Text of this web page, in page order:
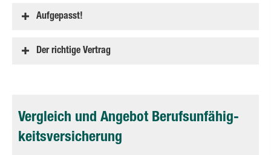
Aufgepasst!
Der richtige Vertrag
Vergleich und Angebot Berufs­unfähig­
keitsversicherung